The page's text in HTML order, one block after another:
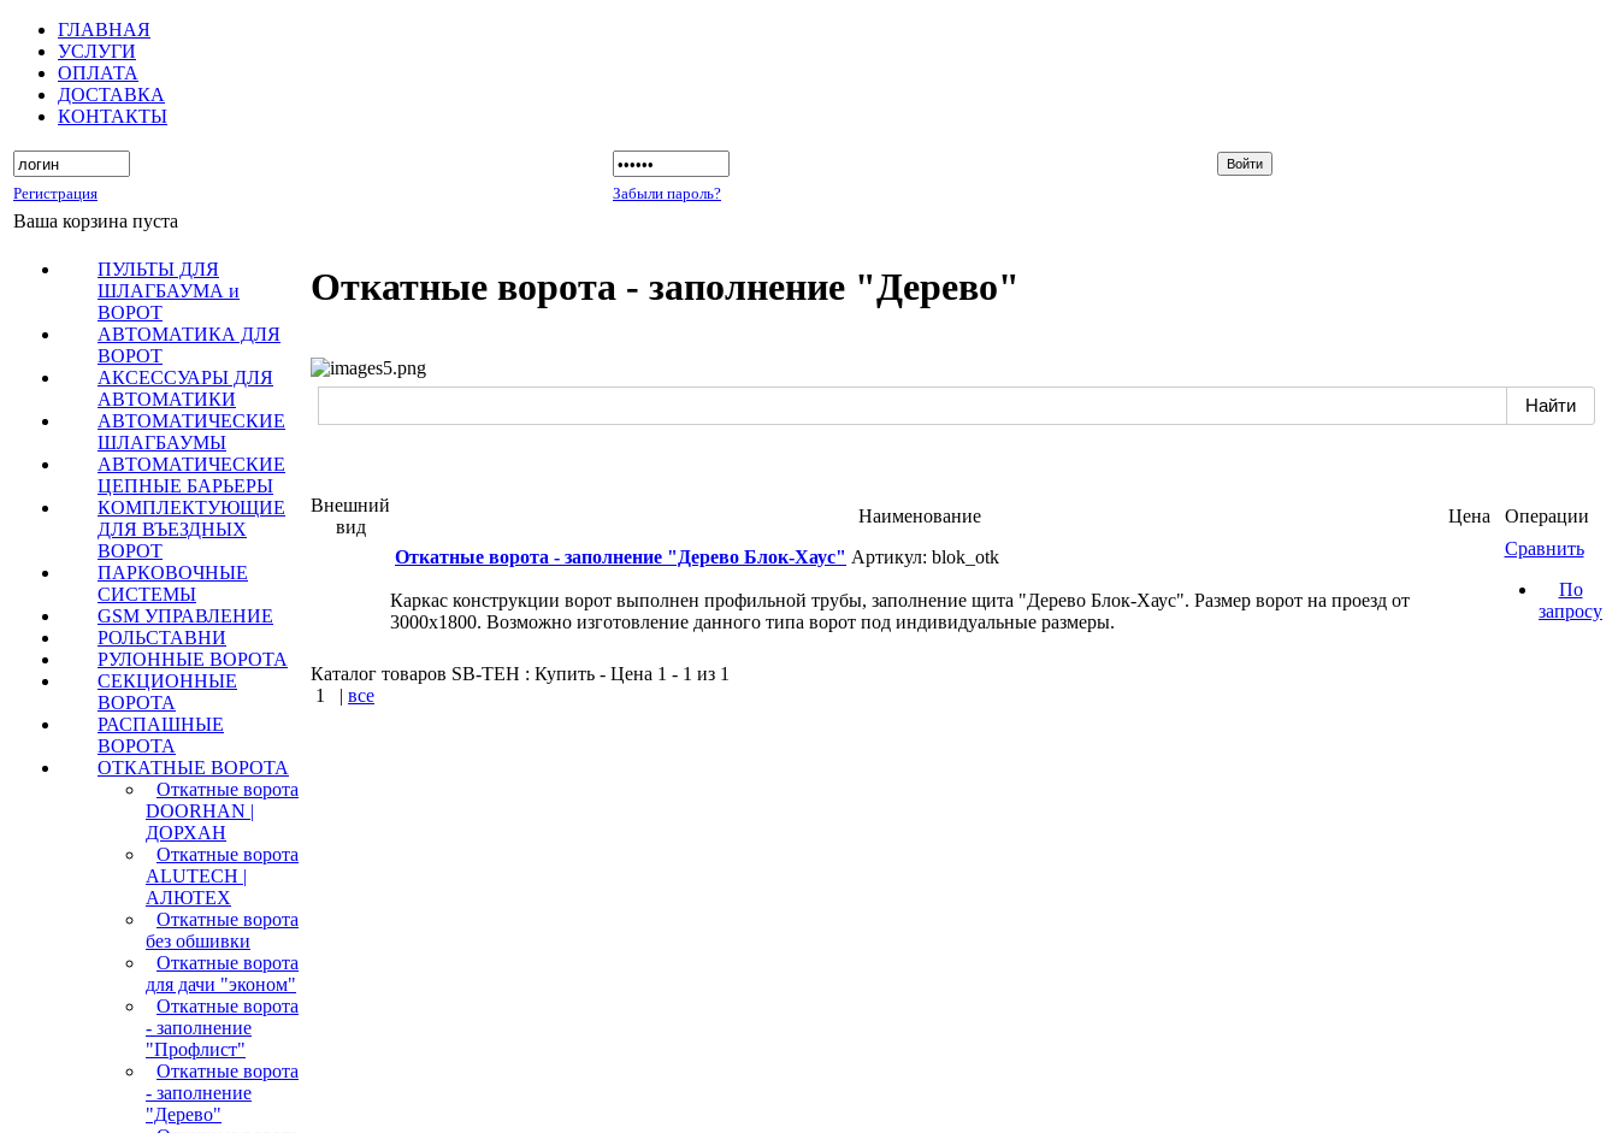
ГЛАВНАЯ
УСЛУГИ
ОПЛАТА
ДОСТАВКА
КОНТАКТЫ
Регистрация Забыли пароль?
Ваша корзина пуста
ПУЛЬТЫ ДЛЯ
ШЛАГБАУМА и
ВОРОТ
АВТОМАТИКА ДЛЯ
ВОРОТ
АКСЕССУАРЫ ДЛЯ
АВТОМАТИКИ
АВТОМАТИЧЕСКИЕ
ШЛАГБАУМЫ
АВТОМАТИЧЕСКИЕ
ЦЕПНЫЕ БАРЬЕРЫ
КОМПЛЕКТУЮЩИЕ
ДЛЯ ВЪЕЗДНЫХ
ВОРОТ
ПАРКОВОЧНЫЕ
СИСТЕМЫ
GSM УПРАВЛЕНИЕ
РОЛЬСТАВНИ
РУЛОННЫЕ ВОРОТА
СЕКЦИОННЫЕ
ВОРОТА
РАСПАШНЫЕ
ВОРОТА
ОТКАТНЫЕ ВОРОТА
Откатные ворота
DOORHAN |
ДОРХАН
Откатные ворота
ALUTECH |
АЛЮТЕХ
Откатные ворота
без обшивки
Откатные ворота
для дачи "эконом"
Откатные ворота
- заполнение
"Профлист"
Откатные ворота
- заполнение
"Дерево"
Откатные ворота - заполнение "Дерево"
Внешний
вид
Наименование Цена
Операции
Откатные ворота - заполнение "Дерево Блок-Хаус" Артикул: blok_otk
Каркас конструкции ворот выполнен профильной трубы, заполнение щита "Дерево Блок-Хаус". Размер ворот на проезд от
3000х1800. Возможно изготовление данного типа ворот под индивидуальные размеры.
Сравнить
По
запросу
Каталог товаров SB-TEH : Купить - Цена 1 - 1 из 1
1
| все